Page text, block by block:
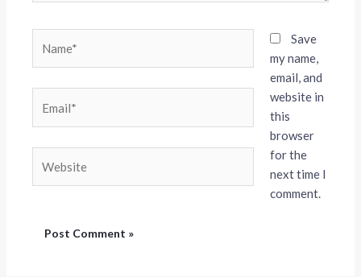
Save
my name,
email, and
website in
this
browser
for the
next time I
comment.